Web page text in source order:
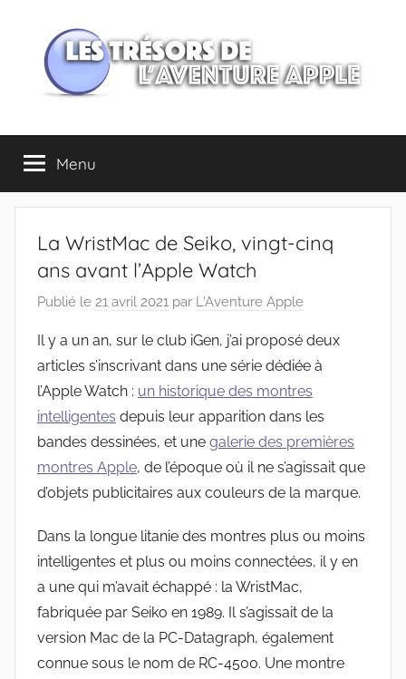
contenu
Les
trésors
de
l'Aventure
Apple
Menu
La WristMac de Seiko, vingt-cinq
ans avant l’Apple Watch
Publié le 21 avril 2021 par L'Aventure Apple
Il y a un an, sur le club iGen, j’ai proposé deux
articles s’inscrivant dans une série dédiée à
l’Apple Watch : un historique des montres
intelligentes depuis leur apparition dans les
bandes dessinées, et une galerie des premières
montres Apple, de l’époque où il ne s’agissait que
d’objets publicitaires aux couleurs de la marque.
Dans la longue litanie des montres plus ou moins
intelligentes et plus ou moins connectées, il y en
a une qui m’avait échappé : la WristMac,
fabriquée par Seiko en 1989. Il s’agissait de la
version Mac de la PC-Datagraph, également
connue sous le nom de RC-4500. Une montre